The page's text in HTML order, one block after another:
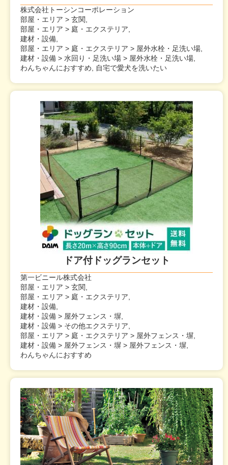
株式会社トーシンコーポレーション
部屋・エリア > 玄関,
部屋・エリア > 庭・エクステリア,
建材・設備,
部屋・エリア > 庭・エクステリア > 屋外水栓・足洗い場,
建材・設備 > 水回り・足洗い場 > 屋外水栓・足洗い場,
わんちゃんにおすすめ, 自宅で愛犬を洗いたい
ドア付ドッグランセット
第一ビニール株式会社
部屋・エリア > 玄関,
部屋・エリア > 庭・エクステリア,
建材・設備,
建材・設備 > 屋外フェンス・塀,
建材・設備 > その他エクステリア,
部屋・エリア > 庭・エクステリア > 屋外フェンス・塀,
建材・設備 > 屋外フェンス・塀 > 屋外フェンス・塀,
わんちゃんにおすすめ